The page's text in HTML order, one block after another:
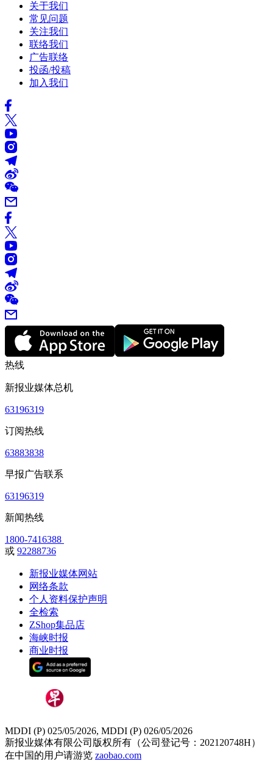
关于我们
常见问题
关注我们
联络我们
广告联络
投函/投稿
加入我们
热线
新报业媒体总机
63196319
订阅热线
63883838
早报广告联系
63196319
新闻热线
1800-7416388
或 92288736
新报业媒体网站
网络条款
个人资料保护声明
全检索
ZShop集品店
海峡时报
商业时报
MDDI (P) 025/05/2026, MDDI (P) 026/05/2026
新报业媒体有限公司版权所有（公司登记号：202120748H）
在中国的用户请游览 zaobao.com